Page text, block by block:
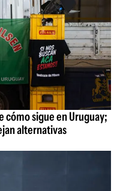
cómo sigue en Uruguay;
alternativas